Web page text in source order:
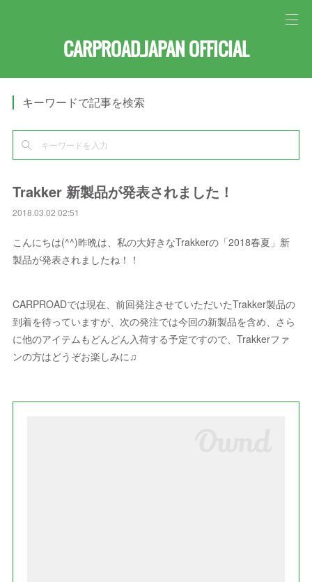
CARPROAD.JAPAN OFFICIAL
キーワードで記事を検索
Trakker 新製品が発表されました！
2018.03.02 02:51
こんにちは(^^)昨晩は、私の大好きなTrakkerの「2018春夏」新
製品が発表されましたね！！
CARPROADでは現在、前回発注させていただいたTrakker製品の
到着を待っていますが、次の発注では今回の新製品を含め、さら
に他のアイテムもどんどん入荷する予定ですので、Trakkerファ
ンの方はどうぞお楽しみに♫